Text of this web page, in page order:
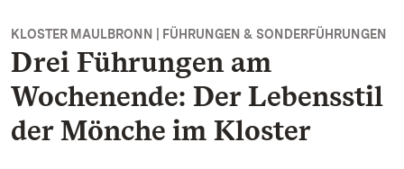
KLOSTER MAULBRONN | FÜHRUNGEN & SONDERFÜHRUNGEN
Drei Führungen am
Wochenende: Der Lebensstil
der Mönche im Kloster